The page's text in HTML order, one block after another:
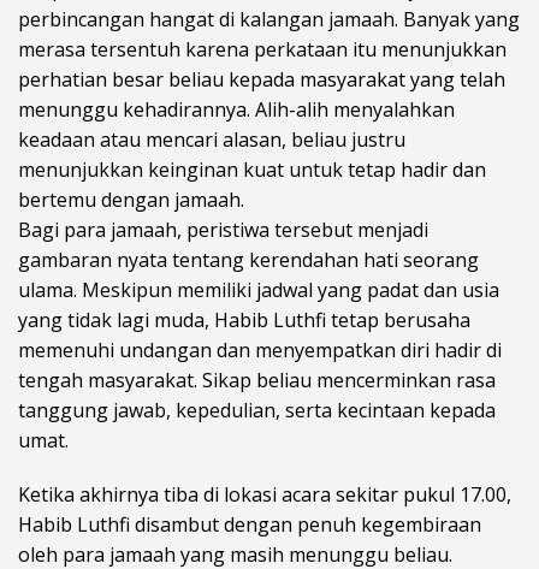
perbincangan hangat di kalangan jamaah. Banyak yang
merasa tersentuh karena perkataan itu menunjukkan
perhatian besar beliau kepada masyarakat yang telah
menunggu kehadirannya. Alih-alih menyalahkan
keadaan atau mencari alasan, beliau justru
menunjukkan keinginan kuat untuk tetap hadir dan
bertemu dengan jamaah.
Bagi para jamaah, peristiwa tersebut menjadi
gambaran nyata tentang kerendahan hati seorang
ulama. Meskipun memiliki jadwal yang padat dan usia
yang tidak lagi muda, Habib Luthfi tetap berusaha
memenuhi undangan dan menyempatkan diri hadir di
tengah masyarakat. Sikap beliau mencerminkan rasa
tanggung jawab, kepedulian, serta kecintaan kepada
umat.
Ketika akhirnya tiba di lokasi acara sekitar pukul 17.00,
Habib Luthfi disambut dengan penuh kegembiraan
oleh para jamaah yang masih menunggu beliau.